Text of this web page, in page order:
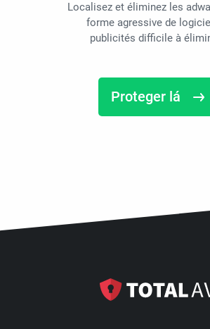
Localisez et éliminez les
forme agressive de
publicités difficile à
Proteger lá